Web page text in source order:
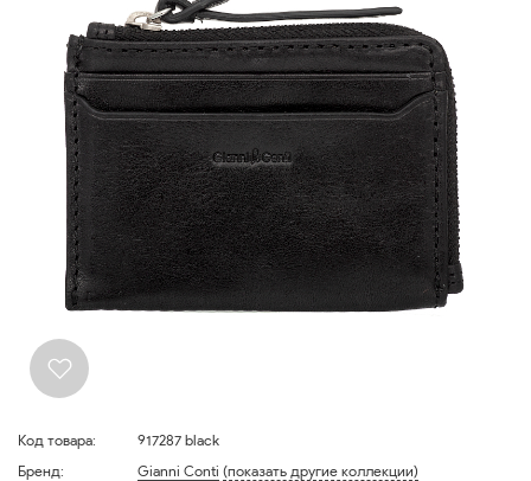
Код товара:
917287 black
Бренд:
Gianni Conti (показать другие коллекции)